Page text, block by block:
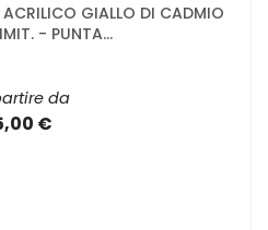
ACRILICO GIALLO DI CADMIO
- PUNTA...
da
€